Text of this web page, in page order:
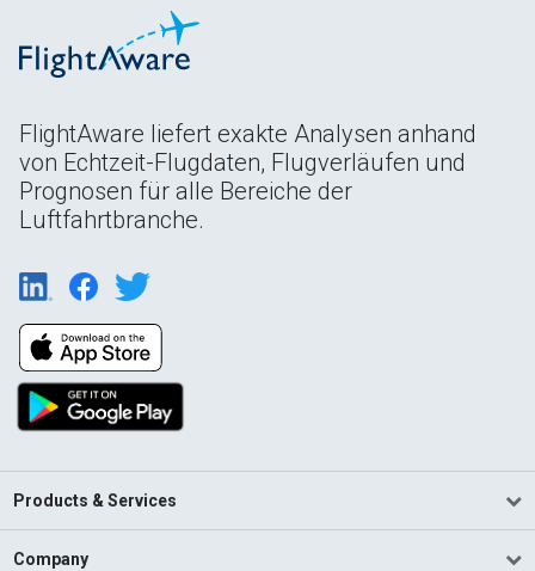
FlightAware liefert exakte Analysen anhand
von Echtzeit-Flugdaten, Flugverläufen und
Prognosen für alle Bereiche der
Luftfahrtbranche.
Products & Services
Company